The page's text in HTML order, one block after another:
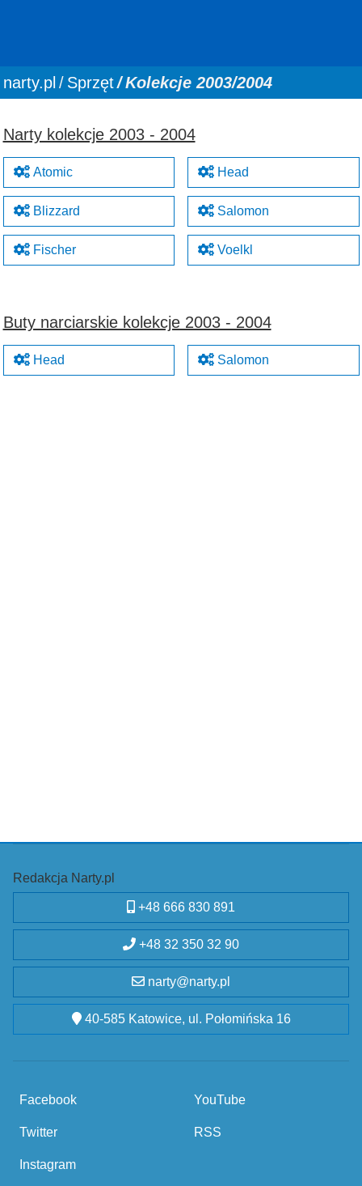
You are here:
narty.pl Sprzęt Kolekcje 2003/2004
Narty kolekcje 2003 - 2004
Atomic
Blizzard
Fischer
Head
Salomon
Voelkl
Buty narciarskie kolekcje 2003 - 2004
Head Salomon
Redakcja Narty.pl
+48 666 830 891
+48 32 350 32 90
narty@narty.pl
40-585 Katowice, ul. Połomińska 16
Facebook
Twitter
Instagram
YouTube
RSS